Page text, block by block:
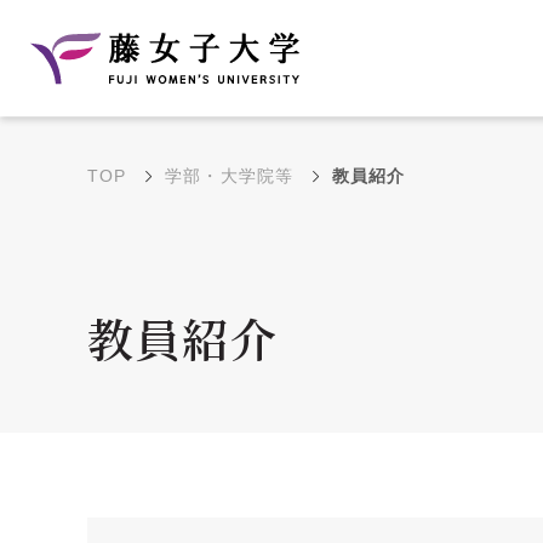
学部・学科の教育目的
大学院の教育目的
TOP 学部・大学院等 教員紹介
教員紹介